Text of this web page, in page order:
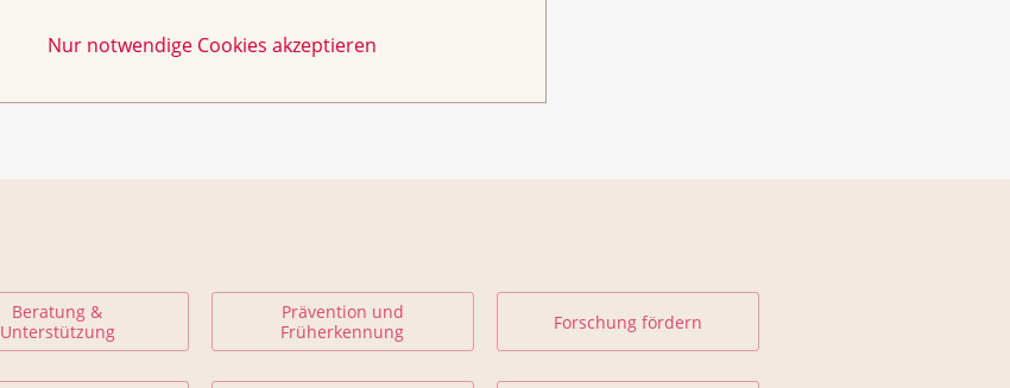
Nur notwendige Cookies akzeptieren
Beratung &
Unterstützung
Prävention und
Früherkennung
Forschung fördern